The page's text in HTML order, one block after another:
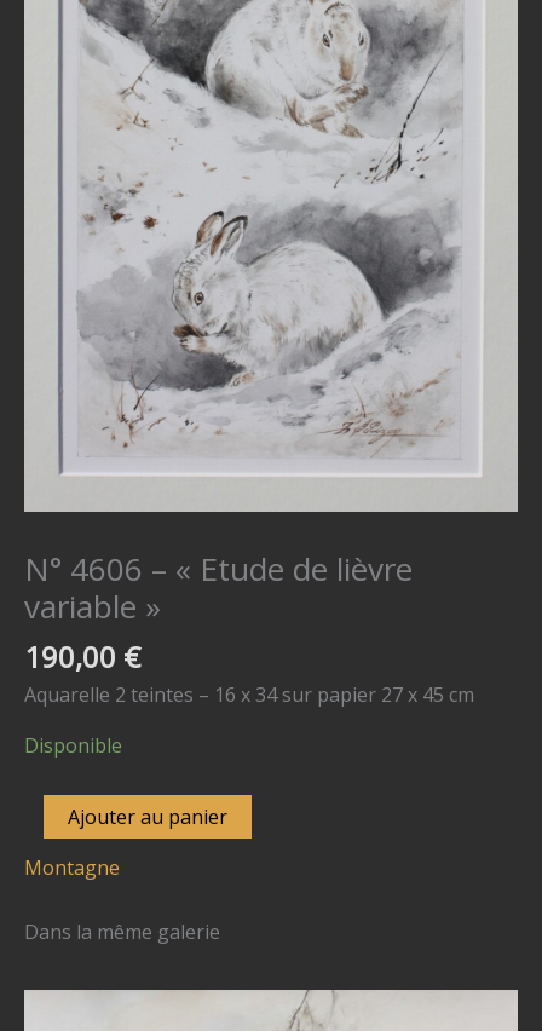
N° 4606 – « Etude de lièvre
variable »
190,00 €
Aquarelle 2 teintes – 16 x 34 sur papier 27 x 45 cm
Disponible
quantité
de
N°
-
de
Ajouter au panier
Montagne
Dans la même galerie